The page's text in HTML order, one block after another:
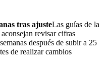
tras ajusteLas guías de la
revisar cifras
después de subir a 25
de realizar cambios